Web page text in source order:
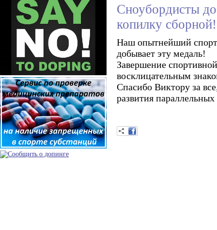
Сноубордисты
копилку сборной!
Наш опытнейший
добывает эту медаль!
Завершение
восклицательным
Спасибо Виктору за
развития